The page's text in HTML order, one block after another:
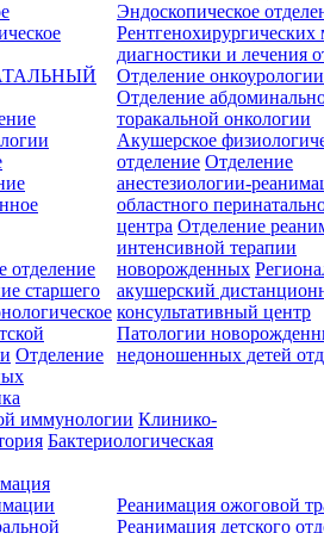
Эндоскопическое
Рентгенохирургических
диагностики и лечения
Отделение онкоурологии
Отделение
торакальной онкологии
Акушерское
отделение Отделение
анестезиологии-
областного
центра Отделение
интенсивной терапии
новорожденных
акушерский
консультативный центр
Патологии
недоношенных детей
отделение
старшего
Отделение
иммунологии Клинико-
Бактериологическая
Реанимация ожоговой
Реанимация детского